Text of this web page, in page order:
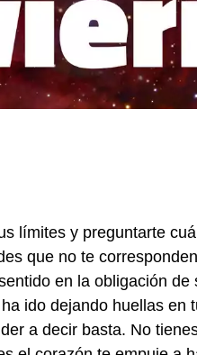
límites y preguntarte
que no te
en la obligación
ido dejando huellas en
a decir basta. No